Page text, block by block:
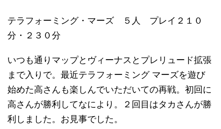
テラフォーミング・マーズ ５人 プレイ２１０
分・２３０分
いつも通りマップとヴィーナスとプレリュード拡張
まで入りで。最近テラフォーミング マーズを遊び
始めた高さんも楽しんでいただいての再戦。初回に
高さんが勝利してなにより。２回目はタカさんが勝
利しました。お見事でした。